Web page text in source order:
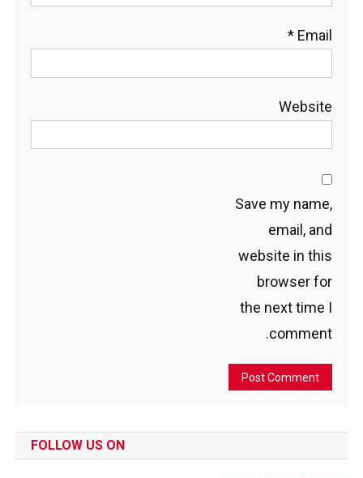
Email
*
Website
Save my name,
email, and
website in this
browser for
the next time I
comment.
FOLLOW US ON